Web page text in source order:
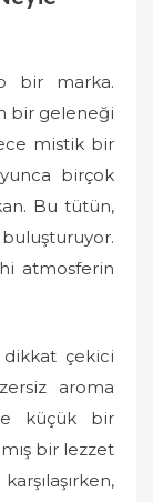
bir marka.
bir geleneği
mistik bir
birçok
Bu tütün,
atmosferin
çekici
aroma
küçük bir
bir lezzet